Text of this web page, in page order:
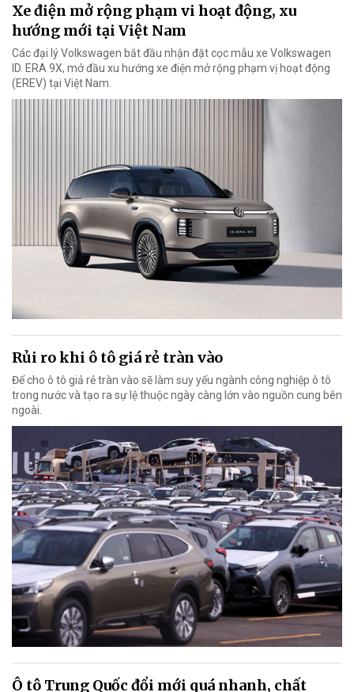
Xe điện mở rộng phạm vi hoạt động, xu
hướng mới tại Việt Nam
Các đại lý Volkswagen bắt đầu nhận đặt cọc mẫu xe Volkswagen
ID. ERA 9X, mở đầu xu hướng xe điện mở rộng phạm vị hoạt động
(EREV) tại Việt Nam.
Rủi ro khi ô tô giá rẻ tràn vào
Để cho ô tô giả rẻ tràn vào sẽ làm suy yếu ngành công nghiệp ô tô
trong nước và tạo ra sự lệ thuộc ngày càng lớn vào nguồn cung bên
ngoài.
Ô tô Trung Quốc đổi mới quá nhanh, chất